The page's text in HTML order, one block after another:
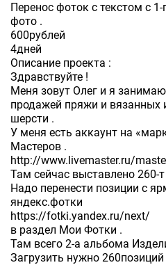
Перенос фоток с текстом с 1-
фото .
600рублей
4дней
Описание проекта :
Здравствуйте !
Меня зовут Олег и я
продажей пряжи и вязанных
шерсти .
У меня есть аккаунт на
Мастеров .
http://www.livemaster.ru/
Там сейчас выставлено 260-
Надо перенести позиции с
яндекс.фотки
https://fotki.yandex.ru/next/
в раздел Мои Фотки .
Там всего 2-а альбома
Загрузить нужно